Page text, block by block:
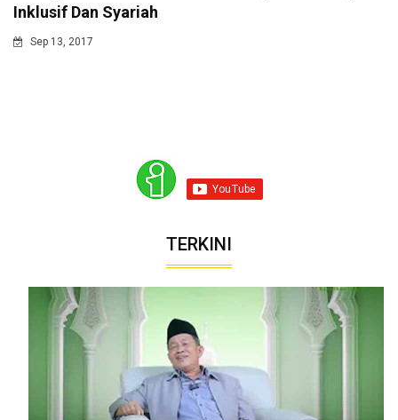
Inklusif Dan Syariah
Sep 13, 2017
TERKINI